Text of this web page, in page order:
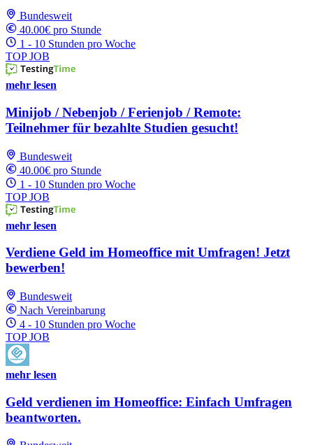
Bundesweit
40.00€ pro Stunde
1 - 10 Stunden pro Woche
TOP JOB
mehr lesen
Minijob / Nebenjob / Ferienjob / Remote:
Teilnehmer für bezahlte Studien gesucht!
Bundesweit
40.00€ pro Stunde
1 - 10 Stunden pro Woche
TOP JOB
mehr lesen
Verdiene Geld im Homeoffice mit Umfragen! Jetzt
bewerben!
Bundesweit
Nach Vereinbarung
4 - 10 Stunden pro Woche
TOP JOB
mehr lesen
Geld verdienen im Homeoffice: Einfach Umfragen
beantworten.